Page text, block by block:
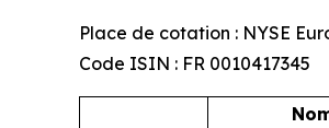
Place de cotation : NYSE
Code ISIN : FR 0010417345